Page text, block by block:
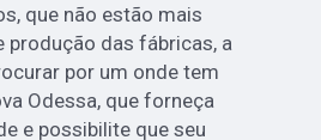
que não estão mais
produção das fábricas, a
por um onde tem
Odessa, que forneça
e possibilite que seu